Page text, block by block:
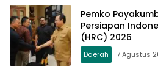
Pemko
Persiapan
(HRC) 2026
Daerah 7 Agustus